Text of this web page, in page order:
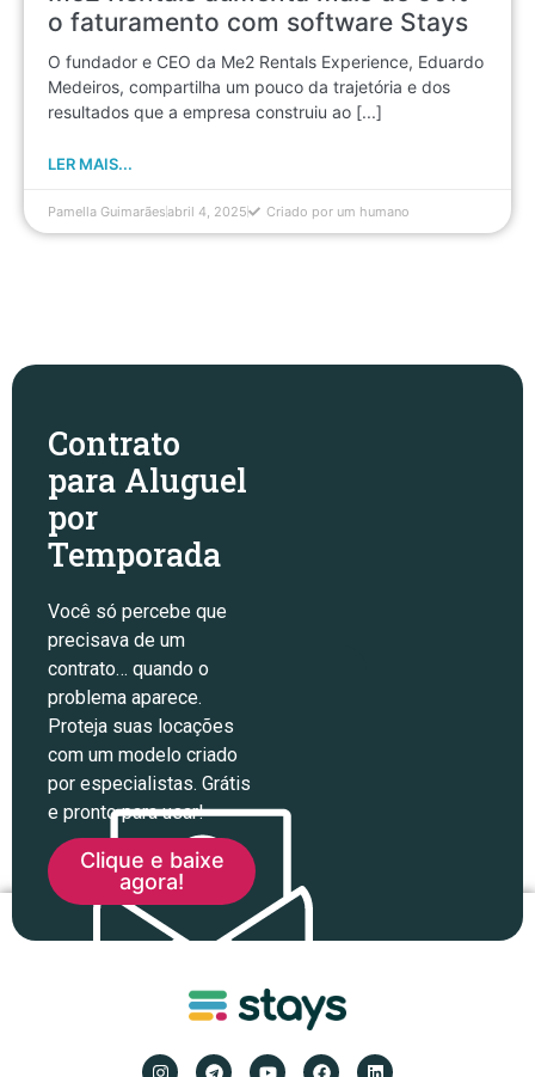
o faturamento com software Stays
O fundador e CEO da Me2 Rentals Experience, Eduardo
Medeiros, compartilha um pouco da trajetória e dos
resultados que a empresa construiu ao [...]
LER MAIS...
Pamella Guimarãesabril 4, 2025 Criado por um humano
Contrato
para Aluguel
por
Temporada
Você só percebe que
precisava de um
contrato… quando o
problema aparece.
Proteja suas locações
com um modelo criado
por especialistas. Grátis
e pronto para usar!
Clique e baixe
agora!